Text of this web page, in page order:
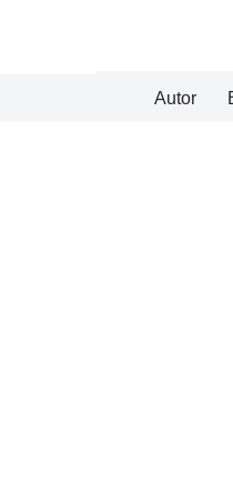
Autor